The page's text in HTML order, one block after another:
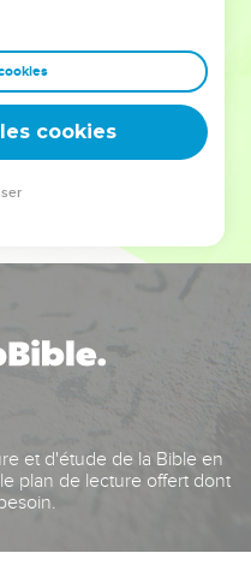
et responsables
afin que leurs erreurs
guidiez un ministère, une
leur expérience est faite
et d'étude de la Bible en
plan de lecture offert dont
cookies